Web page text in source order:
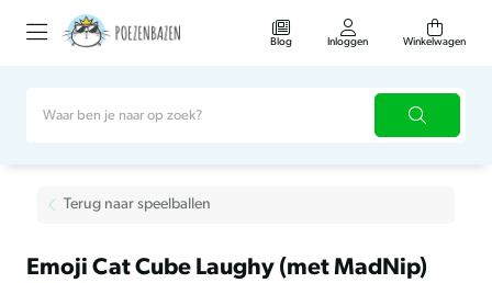
Blog Inloggen Winkelwagen
Terug naar speelballen
Emoji Cat Cube Laughy (met MadNip)